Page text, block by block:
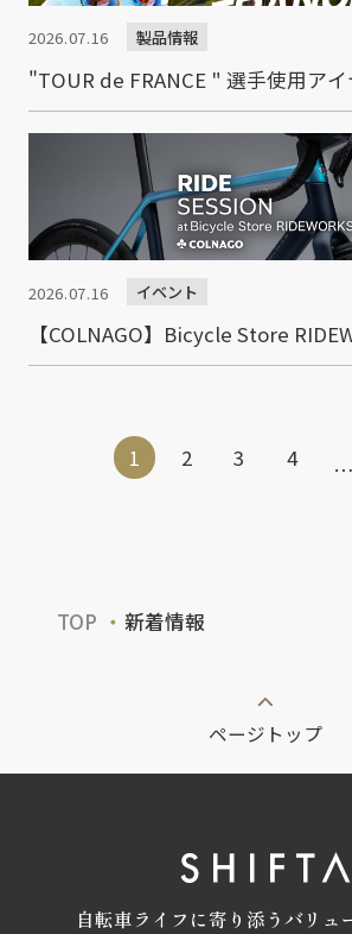
2026.07.16 製品情報
"TOUR de FRANCE " 選手使用ア
2026.07.16 イベント
【COLNAGO】Bicycle Store
1 2 3 4 …
TOP 新着情報
ページトップ
自転車ライフに寄り添うバリュ